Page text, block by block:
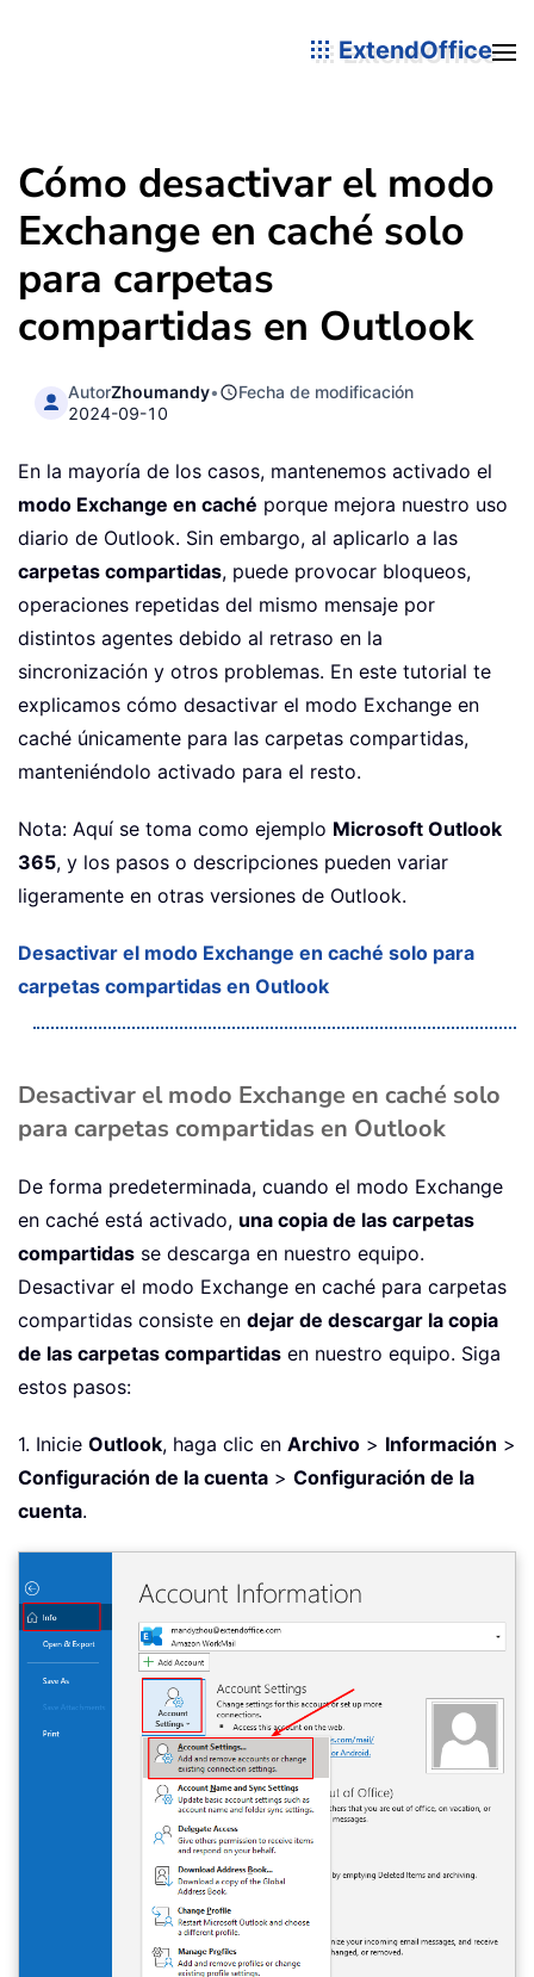
ExtendOffice
Cómo desactivar el modo
Exchange en caché solo
para carpetas
compartidas en Outlook
AutorZhoumandy•
Fecha de modificación
2024-09-10
En la mayoría de los casos, mantenemos activado el
modo Exchange en caché porque mejora nuestro uso
diario de Outlook. Sin embargo, al aplicarlo a las
carpetas compartidas, puede provocar bloqueos,
operaciones repetidas del mismo mensaje por
distintos agentes debido al retraso en la
sincronización y otros problemas. En este tutorial te
explicamos cómo desactivar el modo Exchange en
caché únicamente para las carpetas compartidas,
manteniéndolo activado para el resto.
Nota: Aquí se toma como ejemplo Microsoft Outlook
365, y los pasos o descripciones pueden variar
ligeramente en otras versiones de Outlook.
Desactivar el modo Exchange en caché solo para
carpetas compartidas en Outlook
Desactivar el modo Exchange en caché solo
para carpetas compartidas en Outlook
De forma predeterminada, cuando el modo Exchange
en caché está activado, una copia de las carpetas
compartidas se descarga en nuestro equipo.
Desactivar el modo Exchange en caché para carpetas
compartidas consiste en dejar de descargar la copia
de las carpetas compartidas en nuestro equipo. Siga
estos pasos:
1. Inicie Outlook, haga clic en Archivo > Información >
Configuración de la cuenta > Configuración de la
cuenta.